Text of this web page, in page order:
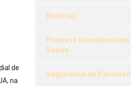
de
na
Notícias
Podcast Excelência em
Saúde
Segurança do Paciente